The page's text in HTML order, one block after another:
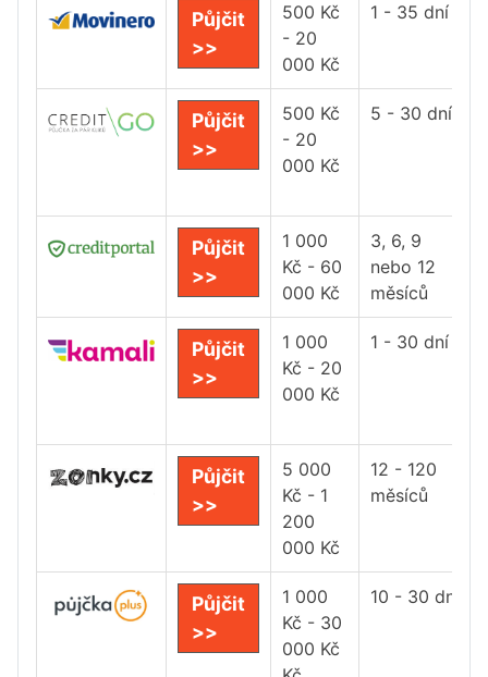
Půjčit
>>
500 Kč
- 20
000 Kč
1 - 35 dní
Půjčit
>>
500 Kč
- 20
000 Kč
5 - 30 dní
Půjčit
>>
1 000
Kč - 60
000 Kč
3, 6, 9
nebo 12
měsíců
Půjčit
>>
1 000
Kč - 20
000 Kč
1 - 30 dní
Půjčit
>>
5 000
Kč - 1
200
000 Kč
12 - 120
měsíců
Půjčit
>>
1 000
Kč - 30
000 Kč
10 - 30 dní